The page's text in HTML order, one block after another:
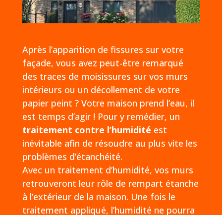
Après l’apparition de fissures sur votre
façade, vous avez peut-être remarqué
des traces de moisissures sur vos murs
intérieurs ou un décollement de votre
papier peint ? Votre maison prend l’eau, il
est temps d’agir ! Pour y remédier, un
traitement contre l’humidité est
inévitable afin de résoudre au plus vite les
problèmes d’étanchéité.
Avec un traitement d’humidité, vos murs
retrouveront leur rôle de rempart étanche
à l’extérieur de la maison. Une fois le
traitement appliqué, l’humidité ne pourra